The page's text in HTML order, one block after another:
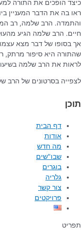
כיצד הופכים את התורה
ראו בה את הדבר המעניין
והתמדה. הרב שלמה, רב
חיים. הרב שלמה הגיע
אך בסופו של דבר מצא
שהתורה היא סיפור מרתק,
לראות את הרב שלמה
לצפייה בסרטונים של הרב
תוכן
דף הבית
אודות
מה חדש
שבו"שים
בוגרים
גלריה
צור קשר
פרויקטים
תפריט